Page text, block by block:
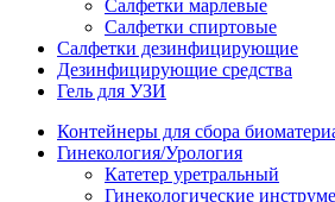
Салфетки марлевые
Салфетки спиртовые
Салфетки дезинфицирующие
Дезинфицирующие средства
Гель для УЗИ
Контейнеры для сбора
Гинекология/Урология
Катетер уретральный
Гинекологические